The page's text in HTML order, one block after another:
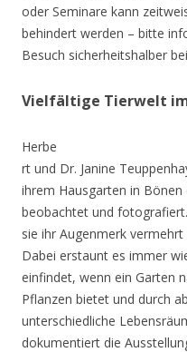
oder Seminare kann
behindert werden – bitte
Besuch sicherheitshalber
Vielfältige Tierwelt
Herbe
rt und Dr. Janine
ihrem Hausgarten in
beobachtet und
sie ihr Augenmerk
Dabei erstaunt es immer
einfindet, wenn ein Garten
Pflanzen bietet und durch
unterschiedliche
dokumentiert die